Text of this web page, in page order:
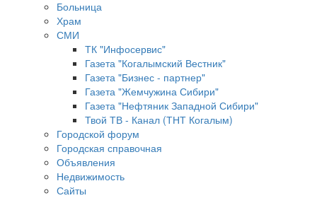
Больница
Храм
СМИ
ТК "Инфосервис"
Газета "Когалымский Вестник"
Газета "Бизнес - партнер"
Газета "Жемчужина Сибири"
Газета "Нефтяник Западной Сибири"
Твой ТВ - Канал (ТНТ Когалым)
Городской форум
Городская справочная
Объявления
Недвижимость
Сайты